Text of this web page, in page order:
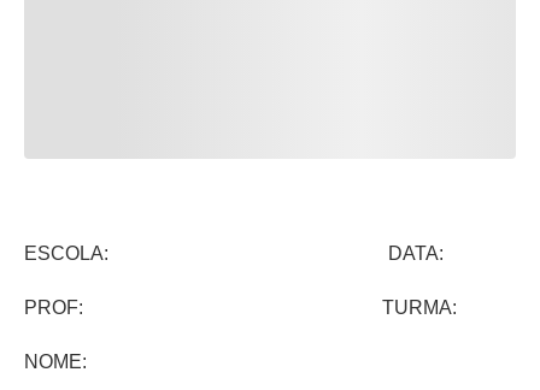
ESCOLA: DATA:
PROF: TURMA:
NOME: